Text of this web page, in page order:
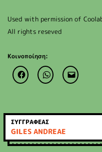
Used with permission of
All rights reseved
Κοινοποίηση:
ΣΥΓΓΡΑΦΕΑΣ
GILES ANDREAE